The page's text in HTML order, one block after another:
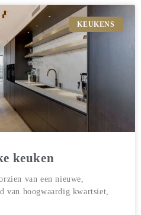
KEUKENS
keuken
van een nieuwe,
van hoogwaardig kwartsiet,